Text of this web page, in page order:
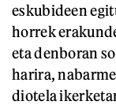
eskubideen
horrek
eta denboran
harira,
diotela